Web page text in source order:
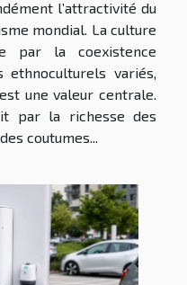
l’attractivité du
mondial. La culture
par la coexistence
ethnoculturels variés,
une valeur centrale.
par la richesse des
coutumes...